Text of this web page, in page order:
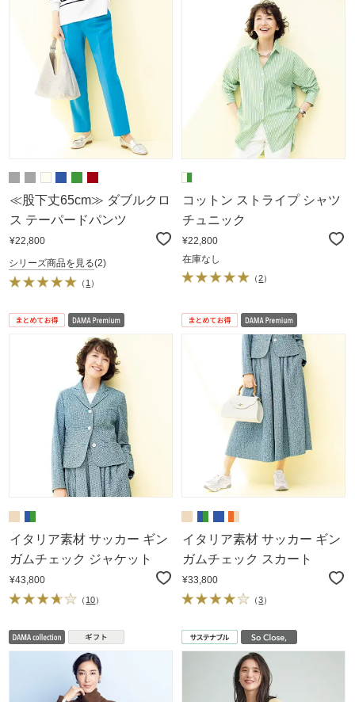
≪股下丈65cm≫ ダブルクロ
ス テーパードパンツ
¥22,800
シリーズ商品を見る(2)
（ 1 ）
コットン ストライプ シャツ
チュニック
¥22,800
在庫なし
（2）
イタリア素材 サッカー ギン
ガムチェック ジャケット
¥43,800
（ 10）
イタリア素材 サッカー ギン
ガムチェック スカート
¥33,800
（3）